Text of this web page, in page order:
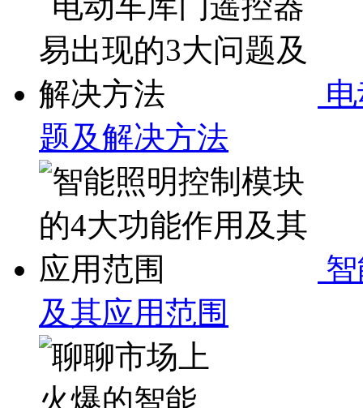
题及解决方法
及其应用范围